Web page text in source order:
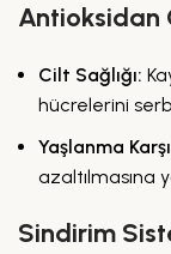
Antioksidan
Cilt Sağlığı:
hücrelerini
Yaşlanma
azaltılmasına
Sindirim